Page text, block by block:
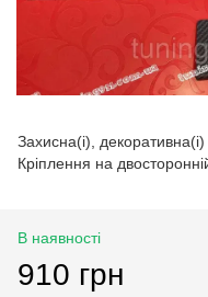
Захисна(і),
Кріплення на
В наявності
910 грн